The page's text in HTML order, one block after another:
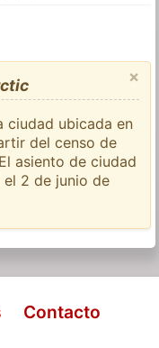
×
ciudad ubicada en
del censo de
asiento de ciudad
el 2 de junio de
Contacto